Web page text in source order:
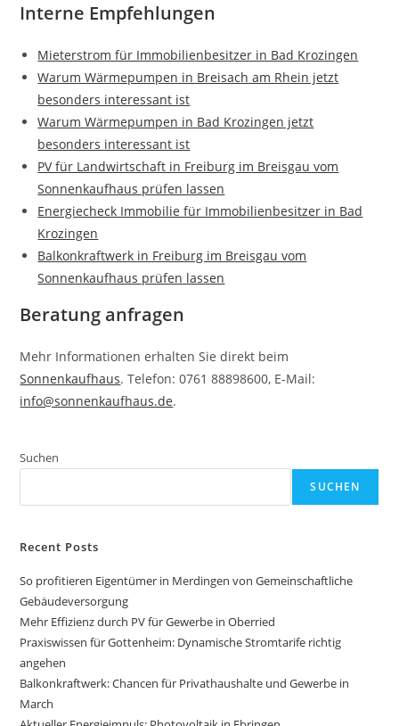
Interne Empfehlungen
Mieterstrom für Immobilienbesitzer in Bad Krozingen
Warum Wärmepumpen in Breisach am Rhein jetzt
besonders interessant ist
Warum Wärmepumpen in Bad Krozingen jetzt
besonders interessant ist
PV für Landwirtschaft in Freiburg im Breisgau vom
Sonnenkaufhaus prüfen lassen
Energiecheck Immobilie für Immobilienbesitzer in Bad
Krozingen
Balkonkraftwerk in Freiburg im Breisgau vom
Sonnenkaufhaus prüfen lassen
Beratung anfragen
Mehr Informationen erhalten Sie direkt beim
Sonnenkaufhaus. Telefon: 0761 88898600, E-Mail:
info@sonnenkaufhaus.de.
Suchen
SUCHEN
Recent Posts
So profitieren Eigentümer in Merdingen von Gemeinschaftliche
Gebäudeversorgung
Mehr Effizienz durch PV für Gewerbe in Oberried
Praxiswissen für Gottenheim: Dynamische Stromtarife richtig
angehen
Balkonkraftwerk: Chancen für Privathaushalte und Gewerbe in
March